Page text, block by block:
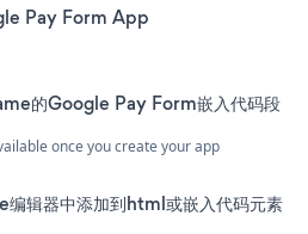
Pay Form App
的Google Pay Form嵌入代码段
once you create your app
辑器中添加到html或嵌入代码元素